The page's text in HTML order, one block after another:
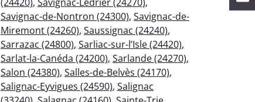
Savignac-de-Nontron (24300), Savignac-de-
Miremont (24260), Saussignac (24240),
Sarrazac (24800), Sarliac-sur-l’Isle (24420),
Sarlat-la-Canéda (24200), Sarlande (24270),
Salon (24380), Salles-de-Belvès (24170),
Salignac-Eyvigues (24590), Salignac